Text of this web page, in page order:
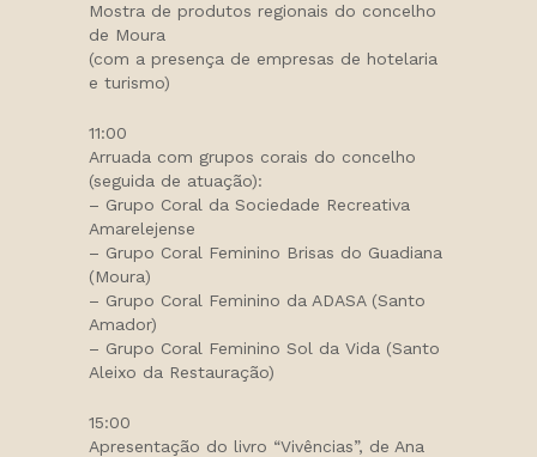
Mostra de produtos regionais do concelho
de Moura
(com a presença de empresas de hotelaria
e turismo)
11:00
Arruada com grupos corais do concelho
(seguida de atuação):
– Grupo Coral da Sociedade Recreativa
Amarelejense
– Grupo Coral Feminino Brisas do Guadiana
(Moura)
– Grupo Coral Feminino da ADASA (Santo
Amador)
– Grupo Coral Feminino Sol da Vida (Santo
Aleixo da Restauração)
15:00
Apresentação do livro “Vivências”, de Ana